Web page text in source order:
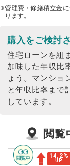
※管理費・修繕積立金
ります。
購入をご検討
住宅ローンを組
加味した年収比
ょう。 マンショ
と年収比率まで
しています。
閲覧
14.2%
UP